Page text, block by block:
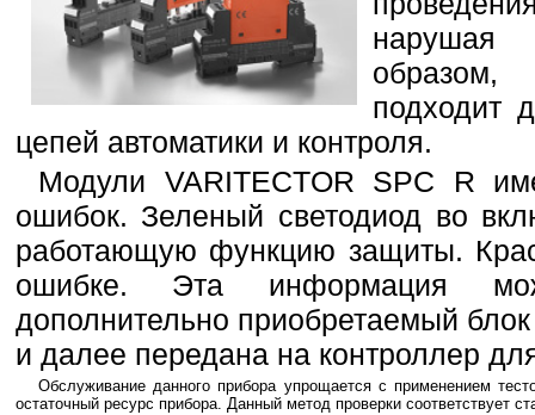
нарушая
подходит
цепей автоматики и контроля.
Модули VARITECTOR SPC R
ошибок. Зеленый светодиод во
работающую функцию защиты.
ошибке. Эта информация
дополнительно приобретаемый
и далее передана на контроллер
Обслуживание данного прибора упрощается с применением
остаточный ресурс прибора. Данный метод проверки соответствует